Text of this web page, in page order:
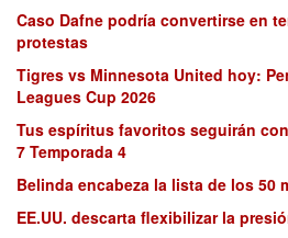
Caso Dafne podría convertirse en
protestas
Tigres vs Minnesota United hoy:
Leagues Cup 2026
Tus espíritus favoritos seguirán
7 Temporada 4
Belinda encabeza la lista de los 50
EE.UU. descarta flexibilizar la